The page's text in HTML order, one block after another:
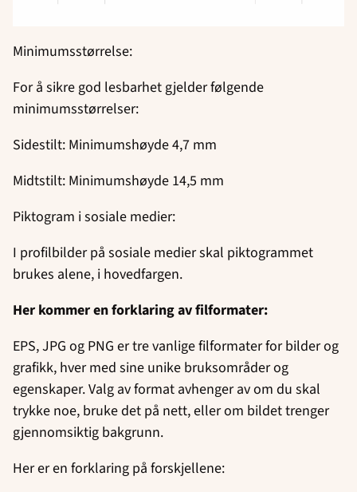
Minimumsstørrelse:
For å sikre god lesbarhet gjelder følgende
minimumsstørrelser:
Sidestilt: Minimumshøyde 4,7 mm
Midtstilt: Minimumshøyde 14,5 mm
Piktogram i sosiale medier:
I profilbilder på sosiale medier skal piktogrammet
brukes alene, i hovedfargen.
Her kommer en forklaring av filformater:
EPS, JPG og PNG er tre vanlige filformater for bilder og
grafikk, hver med sine unike bruksområder og
egenskaper. Valg av format avhenger av om du skal
trykke noe, bruke det på nett, eller om bildet trenger
gjennomsiktig bakgrunn.
Her er en forklaring på forskjellene: